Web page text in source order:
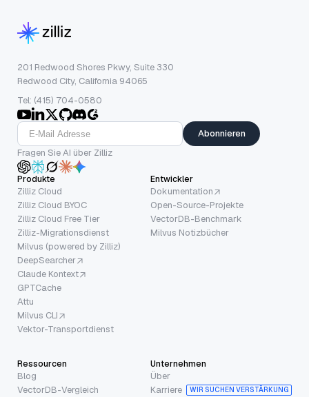
201 Redwood Shores Pkwy, Suite 330
Redwood City, California 94065
Tel: (415) 704-0580
Abonnieren
Fragen Sie AI über Zilliz
Produkte
Zilliz Cloud
Zilliz Cloud BYOC
Zilliz Cloud Free Tier
Zilliz-Migrationsdienst
Milvus (powered by Zilliz)
DeepSearcher
Claude Kontext
GPTCache
Attu
Milvus CLI
Vektor-Transportdienst
Entwickler
Dokumentation
Open-Source-Projekte
VectorDB-Benchmark
Milvus Notizbücher
Ressourcen
Blog
VectorDB-Vergleich
Unternehmen
Über
Karriere
WIR SUCHEN VERSTÄRKUNG